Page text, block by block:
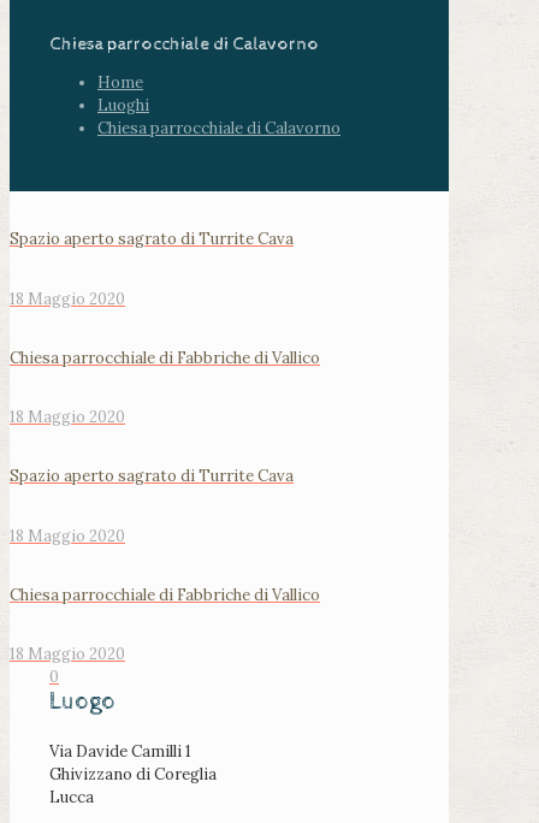
Chiesa parrocchiale di Calavorno
Home
Luoghi
Chiesa parrocchiale di Calavorno
Spazio aperto sagrato di Turrite Cava
18 Maggio 2020
Chiesa parrocchiale di Fabbriche di Vallico
18 Maggio 2020
Spazio aperto sagrato di Turrite Cava
18 Maggio 2020
Chiesa parrocchiale di Fabbriche di Vallico
18 Maggio 2020
0
Luogo
Via Davide Camilli 1
Ghivizzano di Coreglia
Lucca